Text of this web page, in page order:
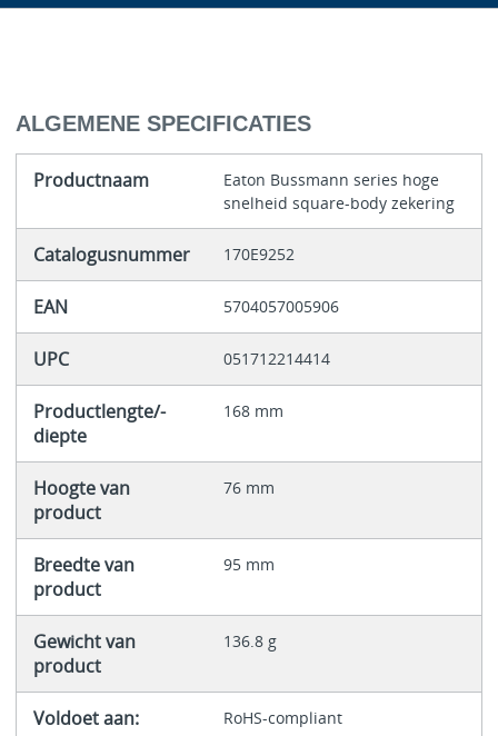
ALGEMENE SPECIFICATIES
Productnaam
Eaton Bussmann series hoge
snelheid square-body zekering
Catalogusnummer 170E9252
EAN 5704057005906
UPC 051712214414
Productlengte/-
diepte
168 mm
Hoogte van
product
76 mm
Breedte van
product
95 mm
Gewicht van
product
136.8 g
Voldoet aan: RoHS-compliant